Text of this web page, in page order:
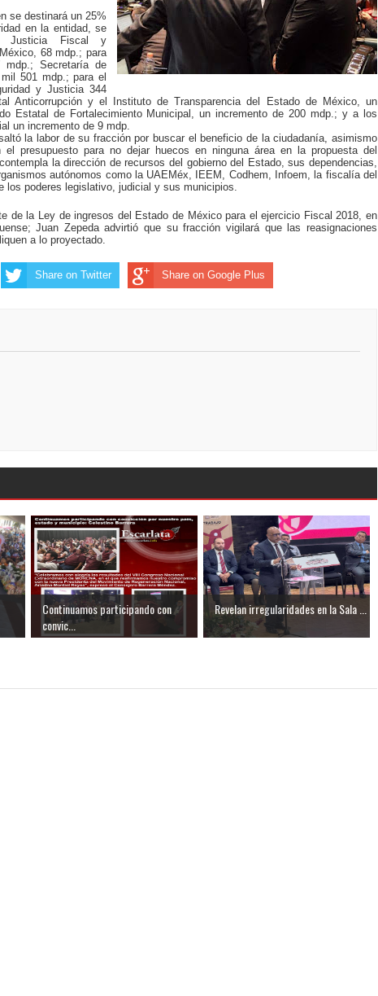
se destinará un 25%
en la entidad, se
Justicia Fiscal y
68 mdp.; para
Secretaría de
501 mdp.; para el
y Justicia 344
Anticorrupción y el Instituto de Transparencia del Estado de México, un
Estatal de Fortalecimiento Municipal, un incremento de 200 mdp.; y a los
un incremento de 9 mdp.
la labor de su fracción por buscar el beneficio de la ciudadanía, asimismo
presupuesto para no dejar huecos en ninguna área en la propuesta del
la dirección de recursos del gobierno del Estado, sus dependencias,
autónomos como la UAEMéx, IEEM, Codhem, Infoem, la fiscalía del
los poderes legislativo, judicial y sus municipios.
de la Ley de ingresos del Estado de México para el ejercicio Fiscal 2018, en
Juan Zepeda advirtió que su fracción vigilará que las reasignaciones
a lo proyectado.
Share on Twitter Share on Google Plus
Continuamos participando con
convic...
Revelan irregularidades en la Sala ...